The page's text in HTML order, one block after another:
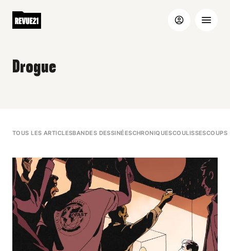
Drogue
TOUS LES ARTICLESBANDES DESSINÉESCHRONIQUESCOULISSESCOUPS